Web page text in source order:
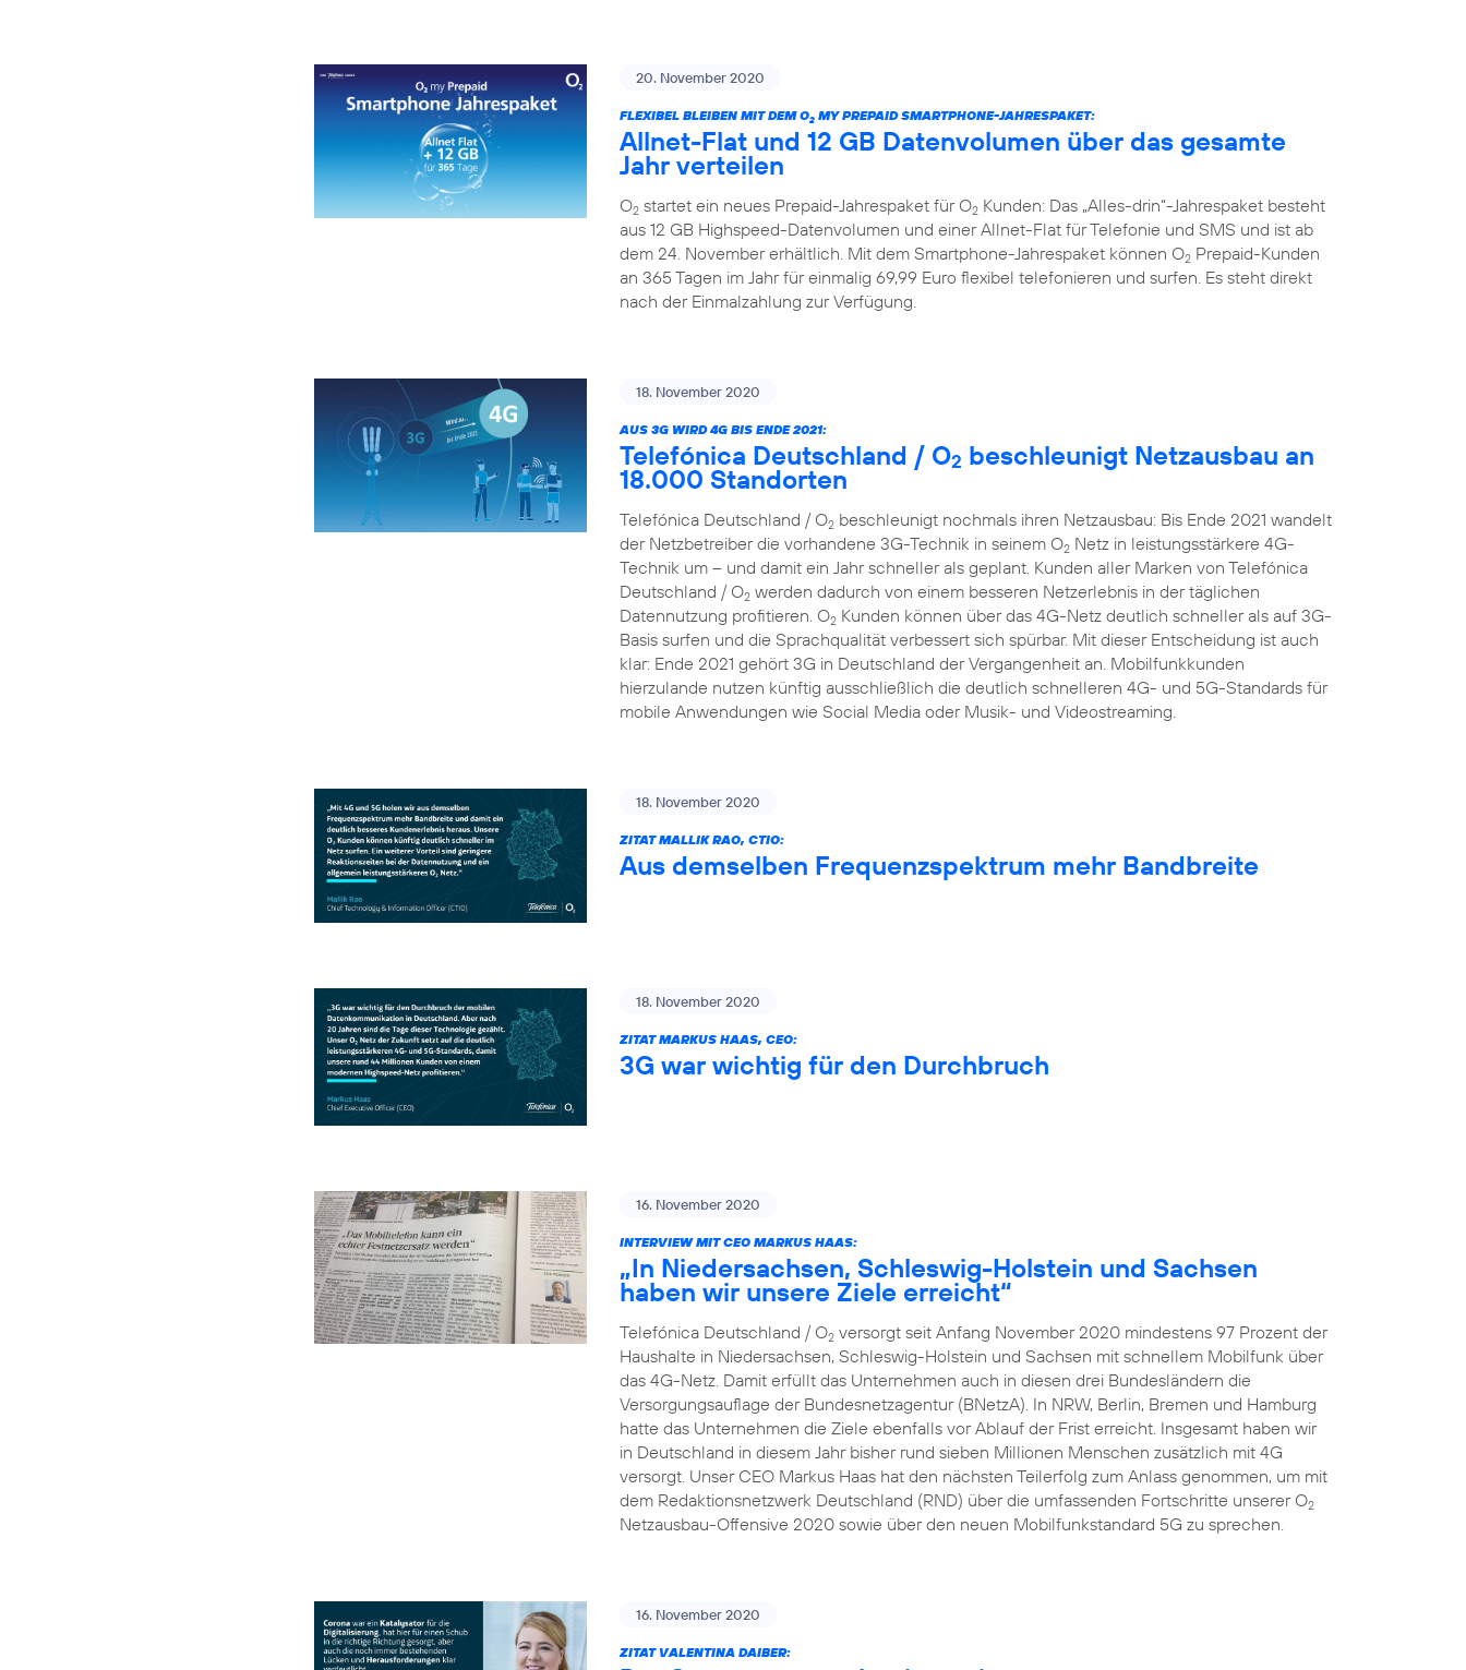
20. November 2020
FLEXIBEL BLEIBEN MIT DEM O2 MY PREPAID SMARTPHONE-JAHRESPAKET:
Allnet-Flat und 12 GB Datenvolumen über das gesamte
Jahr verteilen
O2 startet ein neues Prepaid-Jahrespaket für O2 Kunden: Das „Alles-drin“-Jahrespaket besteht
aus 12 GB Highspeed-Datenvolumen und einer Allnet-Flat für Telefonie und SMS und ist ab
dem 24. November erhältlich. Mit dem Smartphone-Jahrespaket können O2 Prepaid-Kunden
an 365 Tagen im Jahr für einmalig 69,99 Euro flexibel telefonieren und surfen. Es steht direkt
nach der Einmalzahlung zur Verfügung.
18. November 2020
AUS 3G WIRD 4G BIS ENDE 2021:
Telefónica Deutschland / O2 beschleunigt Netzausbau an
18.000 Standorten
Telefónica Deutschland / O2 beschleunigt nochmals ihren Netzausbau: Bis Ende 2021 wandelt
der Netzbetreiber die vorhandene 3G-Technik in seinem O2 Netz in leistungsstärkere 4G-
Technik um – und damit ein Jahr schneller als geplant. Kunden aller Marken von Telefónica
Deutschland / O2 werden dadurch von einem besseren Netzerlebnis in der täglichen
Datennutzung profitieren. O2 Kunden können über das 4G-Netz deutlich schneller als auf 3G-
Basis surfen und die Sprachqualität verbessert sich spürbar. Mit dieser Entscheidung ist auch
klar: Ende 2021 gehört 3G in Deutschland der Vergangenheit an. Mobilfunkkunden
hierzulande nutzen künftig ausschließlich die deutlich schnelleren 4G- und 5G-Standards für
mobile Anwendungen wie Social Media oder Musik- und Videostreaming.
18. November 2020
ZITAT MALLIK RAO, CTIO:
Aus demselben Frequenzspektrum mehr Bandbreite
18. November 2020
ZITAT MARKUS HAAS, CEO:
3G war wichtig für den Durchbruch
16. November 2020
INTERVIEW MIT CEO MARKUS HAAS:
„In Niedersachsen, Schleswig-Holstein und Sachsen
haben wir unsere Ziele erreicht“
Telefónica Deutschland / O2 versorgt seit Anfang November 2020 mindestens 97 Prozent der
Haushalte in Niedersachsen, Schleswig-Holstein und Sachsen mit schnellem Mobilfunk über
das 4G-Netz. Damit erfüllt das Unternehmen auch in diesen drei Bundesländern die
Versorgungsauflage der Bundesnetzagentur (BNetzA). In NRW, Berlin, Bremen und Hamburg
hatte das Unternehmen die Ziele ebenfalls vor Ablauf der Frist erreicht. Insgesamt haben wir
in Deutschland in diesem Jahr bisher rund sieben Millionen Menschen zusätzlich mit 4G
versorgt. Unser CEO Markus Haas hat den nächsten Teilerfolg zum Anlass genommen, um mit
dem Redaktionsnetzwerk Deutschland (RND) über die umfassenden Fortschritte unserer O2
Netzausbau-Offensive 2020 sowie über den neuen Mobilfunkstandard 5G zu sprechen.
16. November 2020
ZITAT VALENTINA DAIBER: